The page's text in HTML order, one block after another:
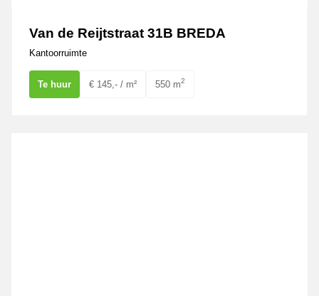
Van de Reijtstraat 31B BREDA
Kantoorruimte
Te huur € 145,- / m² 550 m2